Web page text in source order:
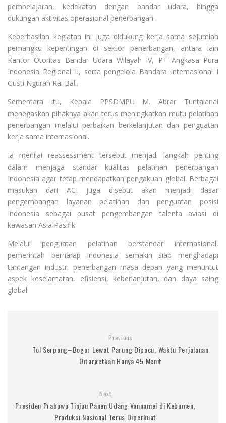
pembelajaran, kedekatan dengan bandar udara, hingga
dukungan aktivitas operasional penerbangan.
Keberhasilan kegiatan ini juga didukung kerja sama sejumlah
pemangku kepentingan di sektor penerbangan, antara lain
Kantor Otoritas Bandar Udara Wilayah IV, PT Angkasa Pura
Indonesia Regional II, serta pengelola Bandara Internasional I
Gusti Ngurah Rai Bali.
Sementara itu, Kepala PPSDMPU M. Abrar Tuntalanai
menegaskan pihaknya akan terus meningkatkan mutu pelatihan
penerbangan melalui perbaikan berkelanjutan dan penguatan
kerja sama internasional.
Ia menilai reassessment tersebut menjadi langkah penting
dalam menjaga standar kualitas pelatihan penerbangan
Indonesia agar tetap mendapatkan pengakuan global. Berbagai
masukan dari ACI juga disebut akan menjadi dasar
pengembangan layanan pelatihan dan penguatan posisi
Indonesia sebagai pusat pengembangan talenta aviasi di
kawasan Asia Pasifik.
Melalui penguatan pelatihan berstandar internasional,
pemerintah berharap Indonesia semakin siap menghadapi
tantangan industri penerbangan masa depan yang menuntut
aspek keselamatan, efisiensi, keberlanjutan, dan daya saing
global.
Previous
Tol Serpong–Bogor Lewat Parung Dipacu, Waktu Perjalanan
Ditargetkan Hanya 45 Menit
Next
Presiden Prabowo Tinjau Panen Udang Vannamei di Kebumen,
Produksi Nasional Terus Diperkuat